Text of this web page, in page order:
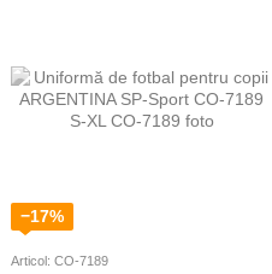
−17%
Articol: CO-7189